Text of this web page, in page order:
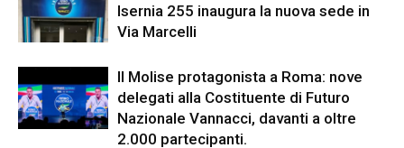
Isernia 255 inaugura la nuova sede in
Via Marcelli
Il Molise protagonista a Roma: nove
delegati alla Costituente di Futuro
Nazionale Vannacci, davanti a oltre
2.000 partecipanti.